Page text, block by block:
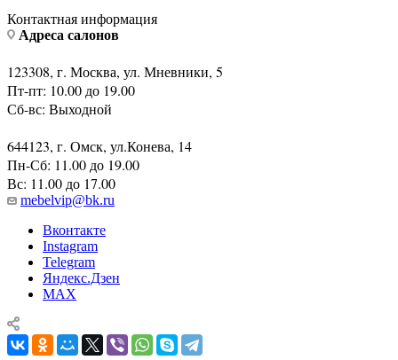
Контактная информация
Адреса салонов
123308, г. Москва, ул. Мневники, 5
Пт-пт: 10.00 до 19.00
Сб-вс: Выходной
644123, г. Омск, ул.Конева, 14
Пн-Сб: 11.00 до 19.00
Вс: 11.00 до 17.00
mebelvip@bk.ru
Вконтакте
Instagram
Telegram
Яндекс.Дзен
MAX